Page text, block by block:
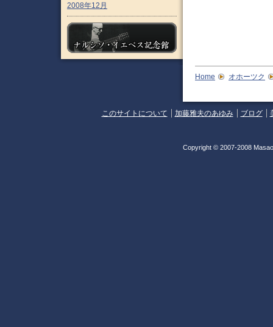
2008年12月
Home オホーツク
このサイトについて 加藤雅夫のあゆみ ブログ
Copyright © 2007-2008